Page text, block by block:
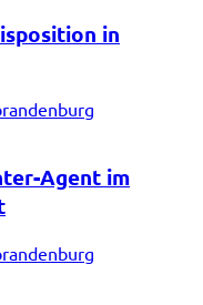
in
Agent im